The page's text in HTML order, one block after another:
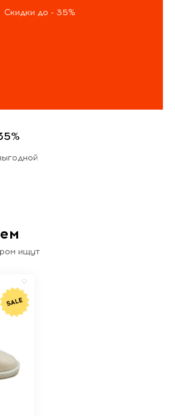
Скидки до - 35%
ищут